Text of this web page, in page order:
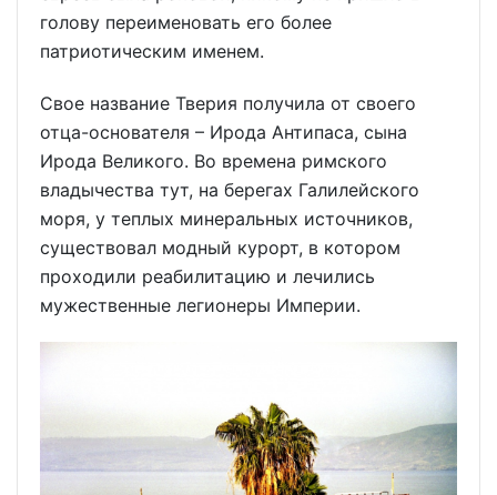
голову переименовать его более
патриотическим именем.
Свое название Тверия получила от своего
отца-основателя – Ирода Антипаса, сына
Ирода Великого. Во времена римского
владычества тут, на берегах Галилейского
моря, у теплых минеральных источников,
существовал модный курорт, в котором
проходили реабилитацию и лечились
мужественные легионеры Империи.